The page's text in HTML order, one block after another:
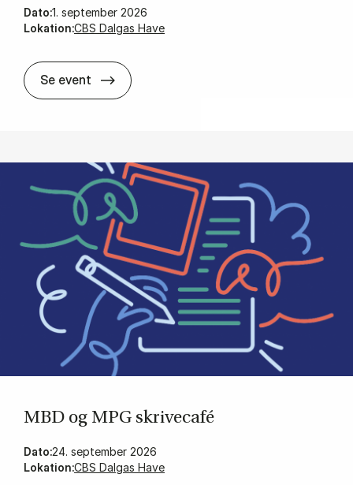
Dato:1. september 2026
Lokation:CBS Dalgas Have
Se event In­for­ma­tions­mø­de på MBD
MBD og MPG skri­vecafé
Dato:24. september 2026
Lokation:CBS Dalgas Have